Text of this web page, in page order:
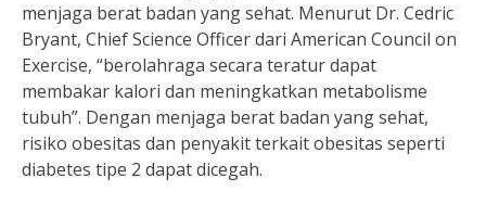
menjaga berat badan yang sehat. Menurut Dr. Cedric
Bryant, Chief Science Officer dari American Council on
Exercise, “berolahraga secara teratur dapat
membakar kalori dan meningkatkan metabolisme
tubuh”. Dengan menjaga berat badan yang sehat,
risiko obesitas dan penyakit terkait obesitas seperti
diabetes tipe 2 dapat dicegah.